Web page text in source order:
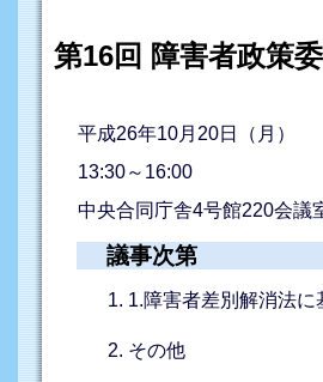
第16回 障害者政策
平成26年10月20日（月）
13:30～16:00
中央合同庁舎4号館220会議
議事次第
1.障害者差別解消法
その他